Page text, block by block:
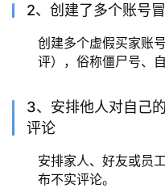
2、创建了多个账号
创建多个虚假买家账
评），俗称僵尸号、自
3、安排他人对自己
评论
安排家人、好友或员
布不实评论。